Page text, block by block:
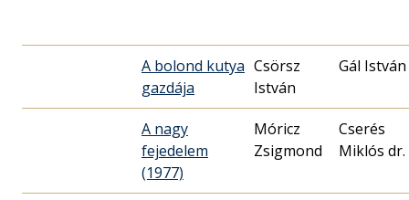
A bolond kutya
gazdája
Csörsz
István
Gál István
A nagy
fejedelem
(1977)
Móricz
Zsigmond
Cserés
Miklós dr.